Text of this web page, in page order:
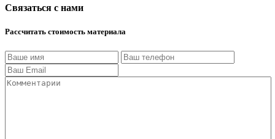
Связаться с нами
Рассчитать стоимость материала